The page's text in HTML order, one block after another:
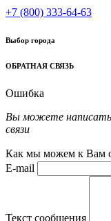
+7 (800) 333-64-63
Выбор города
ОБРАТНАЯ СВЯЗЬ
Ошибка
Вы можете написать
связи
Как мы можем к Вам
E-mail
Текст сообщения